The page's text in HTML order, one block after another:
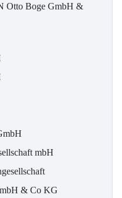
Otto Boge GmbH &
mbH
& Co KG